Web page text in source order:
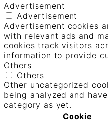
Advertisement
Advertisement
Advertisement cookies
with relevant ads and
cookies track visitors
information to provide
Others
Others
Other uncategorized
being analyzed and
category as yet.
Cookie